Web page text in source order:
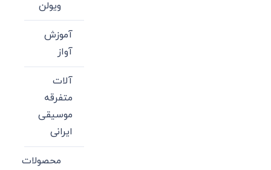
ویولن
آموزش
آواز
آلات
متفرقه
موسیقی
ایرانی
محصولات